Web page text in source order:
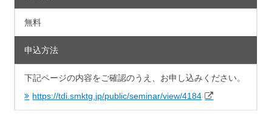
無料
申込方法
下記ページの内容をご確認のうえ、お申し込みください。
https://tdi.smktg.jp/public/seminar/view/4184